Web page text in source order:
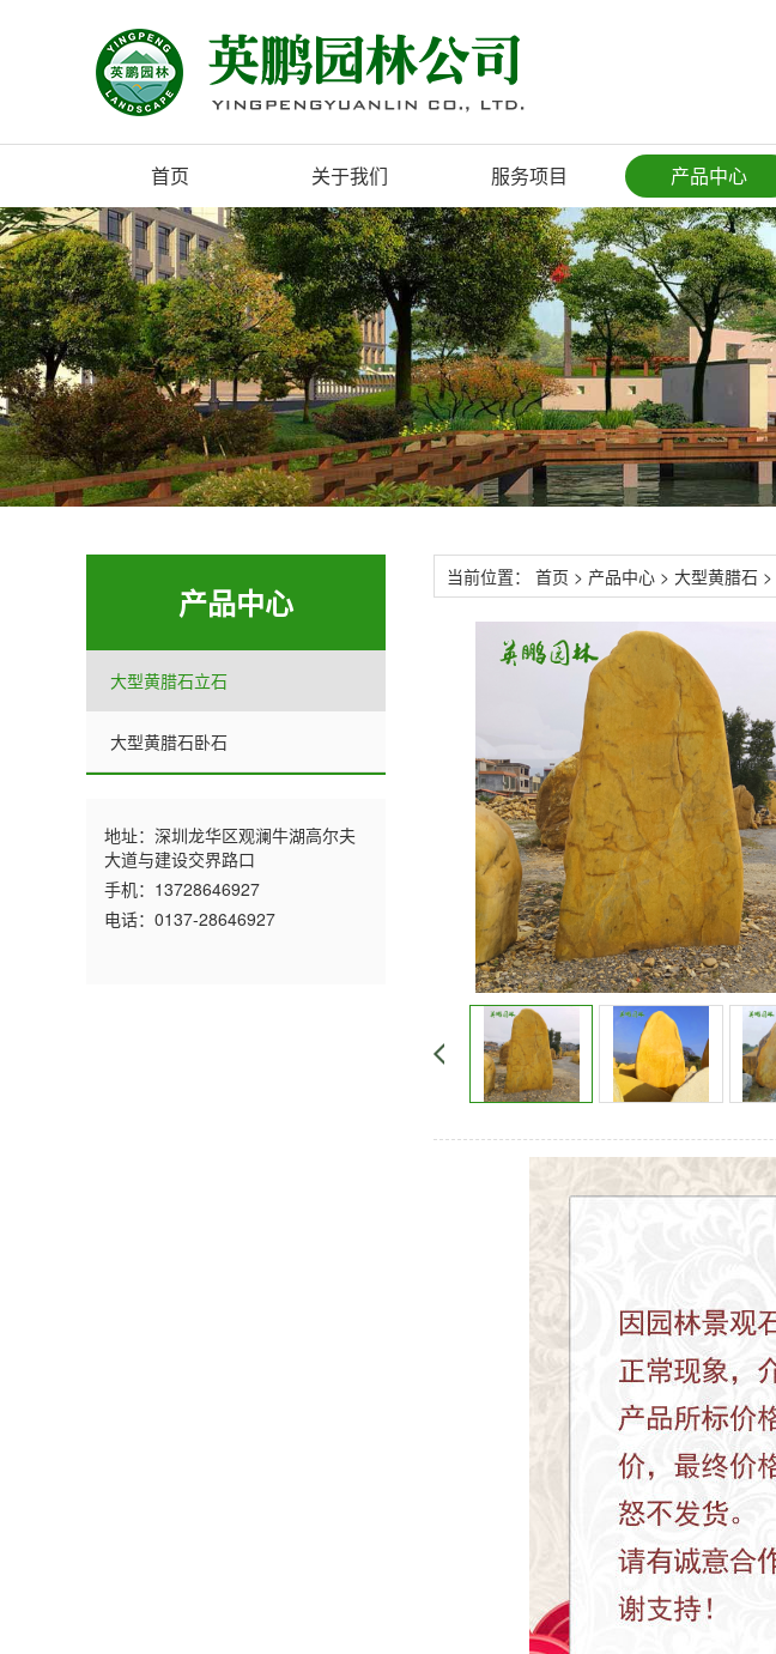
首页 关于我们 服务项目 产品中心
产品中心
大型黄腊石立石
大型黄腊石卧石
地址：深圳龙华区观澜牛湖高尔夫
大道与建设交界路口
手机：13728646927
电话：0137-28646927
当前位置： 首页 > 产品中心 > 大型黄腊石 >